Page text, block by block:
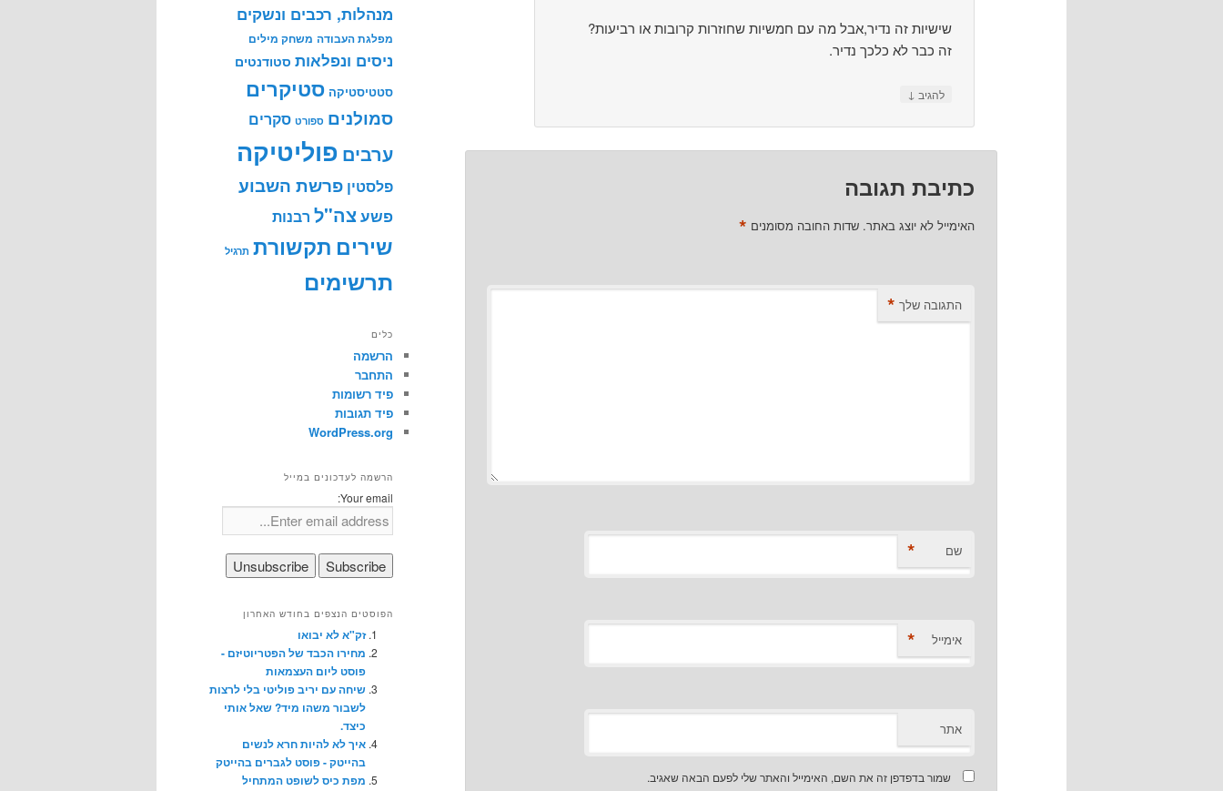
שישיות זה נדיר,אבל מה עם חמשיות שחוזרות קרובות או רביעות?
זה כבר לא כלכך נדיר.
להגיב ↓
כתיבת תגובה
האימייל לא יוצג באתר. שדות החובה מסומנים *
התגובה שלך *
שם *
אימייל *
אתר
שמור בדפדפן זה את השם, האימייל והאתר שלי לפעם הבאה שאגיב.
מנהלות, רכבים ונשקים
מפלגת העבודה משחק מילים
ניסים ונפלאות סטודנטים
סטטיסטיקה סטיקרים
סמולנים ספורט סקרים
ערבים פוליטיקה
פלסטין פרשת השבוע
פשעצה"ל רבנות
שירים תקשורת תרגיל
תרשימים
כלים
הרשמה
התחבר
פיד רשומות
פיד תגובות
WordPress.org
הרשמה לעדכונים במייל
Your email:
הפוסטים הנצפים בחודש האחרון
זק"א לא יבואו
מחירו הכבד של הפטריוטיזם -
פוסט ליום העצמאות
שיחה עם יריב פוליטי בלי לרצות
לשבור משהו מיד? שאל אותי
כיצד.
איך לא להיות חרא לנשים
בהייטק - פוסט לגברים בהייטק
מפת כיס לשופט המתחיל